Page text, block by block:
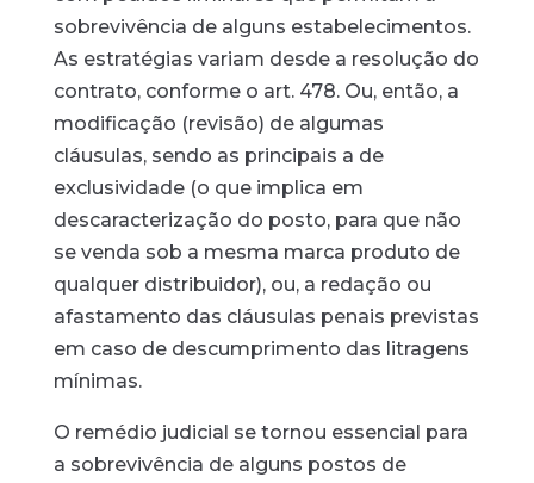
sobrevivência de alguns estabelecimentos.
As estratégias variam desde a resolução do
contrato, conforme o art. 478. Ou, então, a
modificação (revisão) de algumas
cláusulas, sendo as principais a de
exclusividade (o que implica em
descaracterização do posto, para que não
se venda sob a mesma marca produto de
qualquer distribuidor), ou, a redação ou
afastamento das cláusulas penais previstas
em caso de descumprimento das litragens
mínimas.
O remédio judicial se tornou essencial para
a sobrevivência de alguns postos de